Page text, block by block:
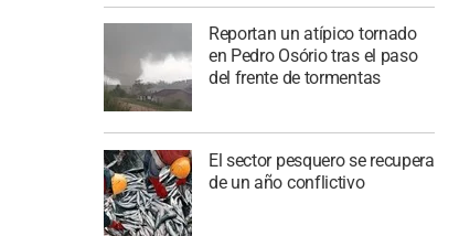
Reportan un atípico tornado
en Pedro Osório tras el paso
del frente de tormentas
El sector pesquero se recupera
de un año conflictivo